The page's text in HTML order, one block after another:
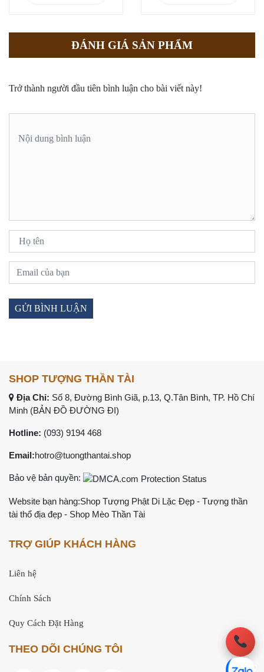
ĐÁNH GIÁ SẢN PHẨM
Trở thành người đầu tiên bình luận cho bài viết này!
SHOP TƯỢNG THẦN TÀI
Địa Chỉ: Số 8, Đường Bình Giã, p.13, Q.Tân Bình, TP. Hồ Chí
Minh (BẢN ĐỒ ĐƯỜNG ĐI)
Hotline: (093) 9194 468
Email:hotro@tuongthantai.shop
Bảo vệ bản quyền:
Website bạn hàng:Shop Tượng Phật Di Lặc Đẹp - Tượng thần
tài thổ địa đẹp - Shop Mèo Thần Tài
TRỢ GIÚP KHÁCH HÀNG
Liên hệ
Chính Sách
Quy Cách Đặt Hàng
THEO DÕI CHÚNG TÔI